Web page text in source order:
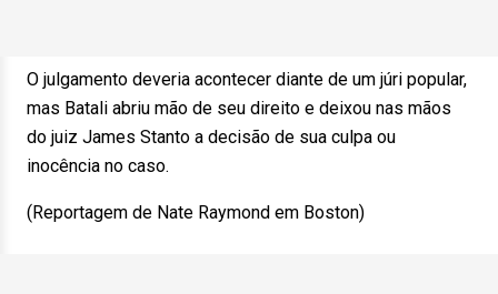
O julgamento deveria acontecer diante de um júri popular,
mas Batali abriu mão de seu direito e deixou nas mãos
do juiz James Stanto a decisão de sua culpa ou
inocência no caso.
(Reportagem de Nate Raymond em Boston)